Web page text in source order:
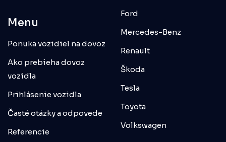
Menu
Ponuka vozidiel na dovoz
Ako prebieha dovoz
vozidla
Prihlásenie vozidla
Časté otázky a odpovede
Referencie
Ford
Mercedes-Benz
Renault
Škoda
Tesla
Toyota
Volkswagen